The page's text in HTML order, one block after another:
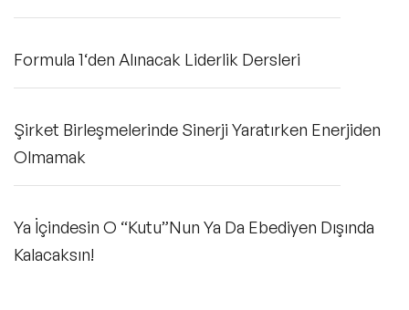
Formula 1‘den Alınacak Liderlik Dersleri
Şirket Birleşmelerinde Sinerji Yaratırken Enerjiden
Olmamak
Ya İçindesin O “Kutu”Nun Ya Da Ebediyen Dışında
Kalacaksın!